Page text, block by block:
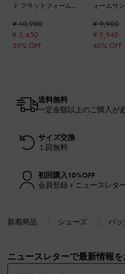
ド フラットフォーム
¥ 10,900
¥ 5,450
50% OFF
ォームサ
¥ 9,900
¥ 5,940
40% OFF
送料無料
一定金額以上のご購入が
サイズ交換
１回無料
初回購入10%OFF
会員登録＋ニュースレタ
新着商品 シューズ バッ
ニュースレターで最新情報を